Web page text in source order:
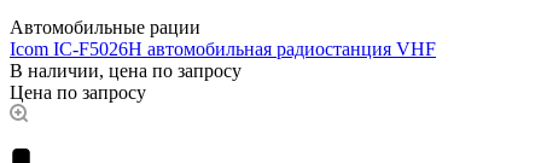
Автомобильные рации
Icom IC-F5026H автомобильная радиостанция VHF
В наличии, цена по запросу
Цена по запросу